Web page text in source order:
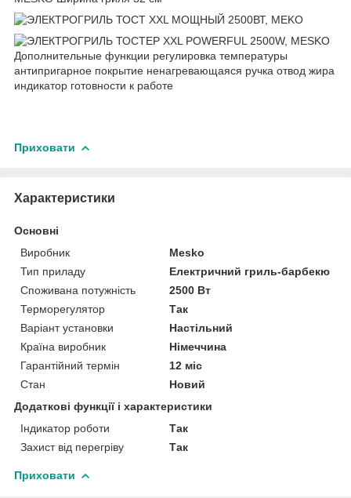
Приховати
Характеристики
Основні
Виробник
Mesko
Тип приладу
Електричний гриль-барбекю
Споживана потужність
2500 Вт
Терморегулятор
Так
Варіант установки
Настільний
Країна виробник
Німеччина
Гарантійний термін
12 міс
Стан
Новий
Додаткові функції і характеристики
Індикатор роботи
Так
Захист від перегріву
Так
Приховати